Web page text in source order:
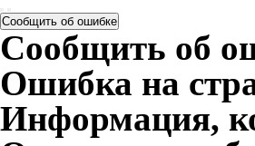
Сообщить об ошибке
Сообщить об
Ошибка на
Информация,